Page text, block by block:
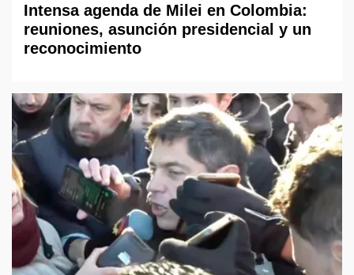
Intensa agenda de Milei en Colombia:
reuniones, asunción presidencial y un
reconocimiento